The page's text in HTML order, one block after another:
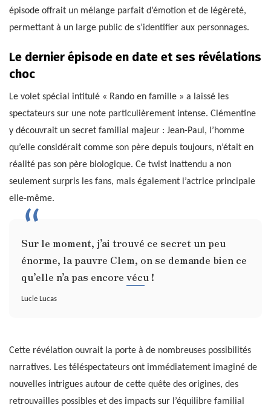
épisode offrait un mélange parfait d’émotion et de légèreté,
permettant à un large public de s’identifier aux personnages.
Le dernier épisode en date et ses révélations
choc
Le volet spécial intitulé « Rando en famille » a laissé les
spectateurs sur une note particulièrement intense. Clémentine
y découvrait un secret familial majeur : Jean-Paul, l’homme
qu’elle considérait comme son père depuis toujours, n’était en
réalité pas son père biologique. Ce twist inattendu a non
seulement surpris les fans, mais également l’actrice principale
elle-même.
Sur le moment, j’ai trouvé ce secret un peu
énorme, la pauvre Clem, on se demande bien ce
qu’elle n’a pas encore vécu !
Lucie Lucas
Cette révélation ouvrait la porte à de nombreuses possibilités
narratives. Les téléspectateurs ont immédiatement imaginé de
nouvelles intrigues autour de cette quête des origines, des
retrouvailles possibles et des impacts sur l’équilibre familial